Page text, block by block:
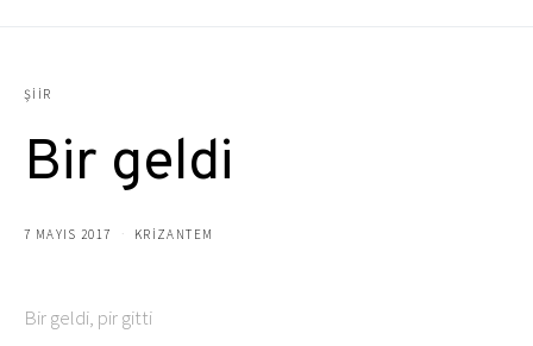
ŞIIR
Bir geldi
7 MAYIS 2017 KRIZANTEM
Bir geldi, pir gitti